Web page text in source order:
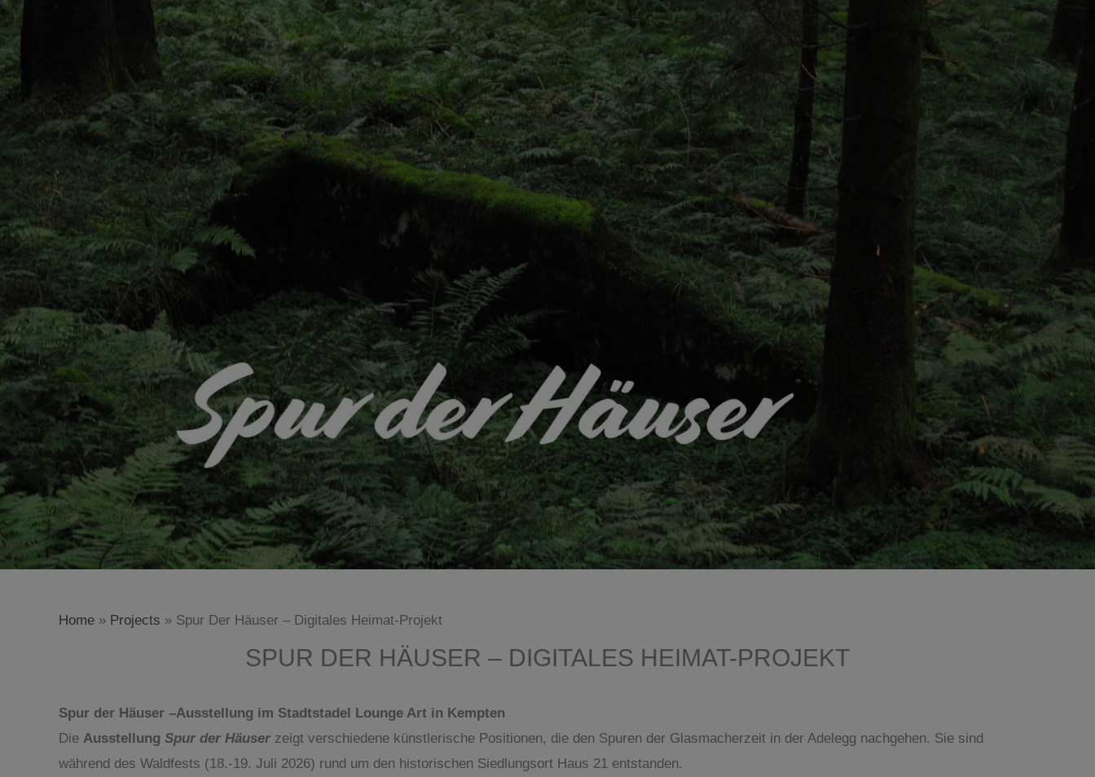
Home » Projects » Spur Der Häuser – Digitales Heimat-Projekt
SPUR DER HÄUSER – DIGITALES HEIMAT-PROJEKT
Spur der Häuser –Ausstellung im Stadtstadel Lounge Art in Kempten
Die Ausstellung Spur der Häuser zeigt verschiedene künstlerische Positionen, die den Spuren der Glasmacherzeit in der Adelegg nachgehen. Sie sind
während des Waldfests (18.-19. Juli 2026) rund um den historischen Siedlungsort Haus 21 entstanden.